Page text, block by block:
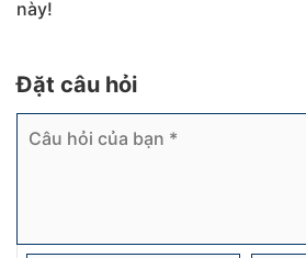
này!
Đặt câu hỏi